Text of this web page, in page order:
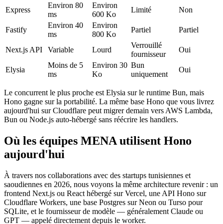
Express
Environ 80
ms
Environ
600 Ko
Limité Non
Fastify
Environ 40
ms
Environ
800 Ko
Partiel Partiel
Next.js API Variable Lourd
Verrouillé
fournisseur
Oui
Elysia
Moins de 5
ms
Environ 30
Ko
Bun
uniquement
Oui
Le concurrent le plus proche est Elysia sur le runtime Bun, mais
Hono gagne sur la portabilité. La même base Hono que vous livrez
aujourd'hui sur Cloudflare peut migrer demain vers AWS Lambda,
Bun ou Node.js auto-hébergé sans réécrire les handlers.
Où les équipes MENA utilisent Hono
aujourd'hui
À travers nos collaborations avec des startups tunisiennes et
saoudiennes en 2026, nous voyons la même architecture revenir : un
frontend Next.js ou React hébergé sur Vercel, une API Hono sur
Cloudflare Workers, une base Postgres sur Neon ou Turso pour
SQLite, et le fournisseur de modèle — généralement Claude ou
GPT — appelé directement depuis le worker.